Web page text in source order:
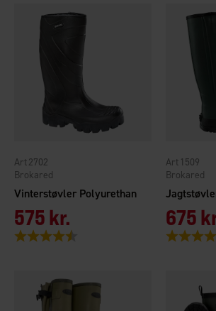
Vinterstøvler Polyurethan
Brokared
2702
575 kr.
Vurdering:
Brokared
1509
675
Vurdering: